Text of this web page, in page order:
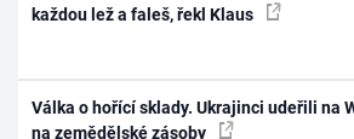
každou lež a faleš, řekl Klaus
Válka o hořící sklady. Ukrajinci udeřili na
na zemědělské zásoby